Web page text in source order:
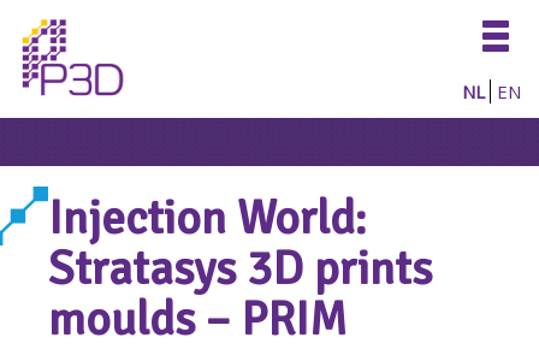
NL EN
Injection World:
Stratasys 3D prints
moulds – PRIM